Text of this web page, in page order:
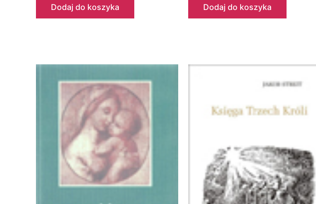
Dodaj do koszyka Dodaj do koszyka